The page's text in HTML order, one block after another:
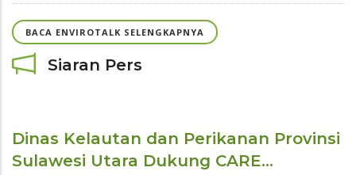
BACA ENVIROTALK SELENGKAPNYA
Siaran Pers
Dinas Kelautan dan Perikanan Provinsi
Sulawesi Utara Dukung CARE...